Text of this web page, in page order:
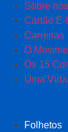
Sobre nós
Cartão
Carreiras
O
Os 15
Uma
Folhetos